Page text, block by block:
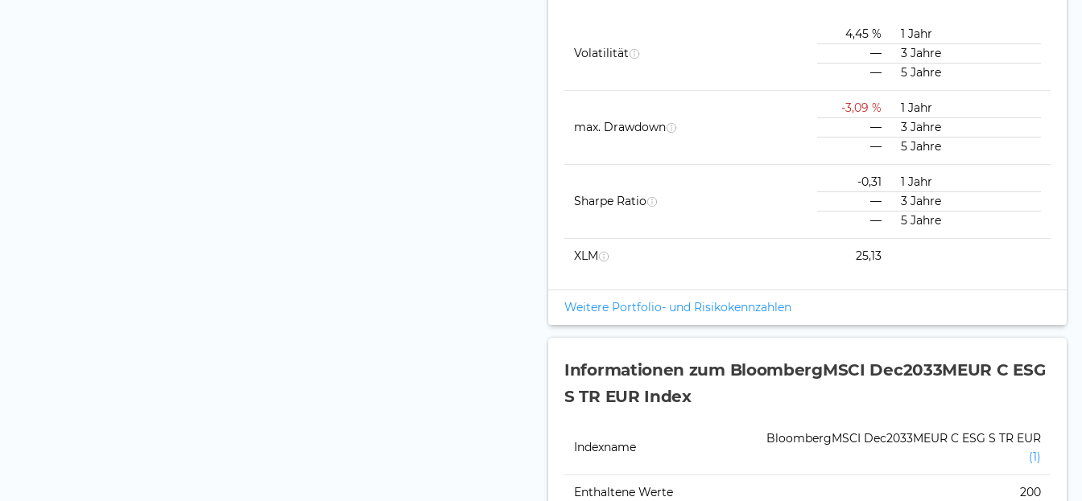
Volatilität
4,45 %
1 Jahr
—
3 Jahre
—
5 Jahre
max. Drawdown
-3,09 %
1 Jahr
—
3 Jahre
—
5 Jahre
Sharpe Ratio
-0,31
1 Jahr
—
3 Jahre
—
5 Jahre
XLM 25,13
Weitere Portfolio- und Risikokennzahlen
Informationen zum BloombergMSCI Dec2033MEUR C ESG
S TR EUR Index
Indexname
BloombergMSCI Dec2033MEUR C ESG S TR EUR
(1)
Enthaltene Werte 200